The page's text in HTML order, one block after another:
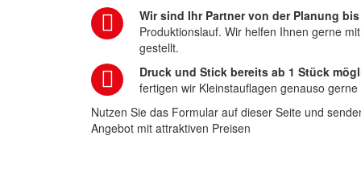
Wir sind Ihr Partner von der Planung
Produktionslauf. Wir helfen Ihnen gerne
gestellt.
Druck und Stick bereits ab 1 Stück
fertigen wir Kleinstauflagen genauso
Nutzen Sie das Formular auf dieser Seite und
Angebot mit attraktiven Preisen